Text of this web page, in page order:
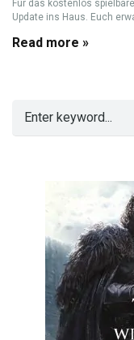
Für das kostenlos
Update ins Haus. Euch
Read more »